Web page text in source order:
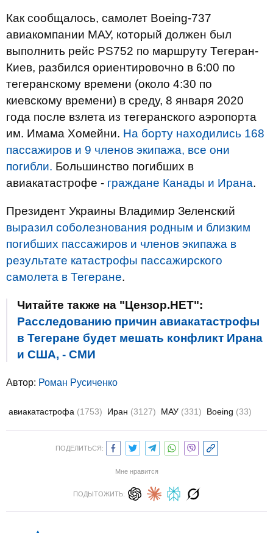
Как сообщалось, самолет Boeing-737
авиакомпании МАУ, который должен был
выполнить рейс PS752 по маршруту Тегеран-
Киев, разбился ориентировочно в 6:00 по
тегеранскому времени (около 4:30 по
киевскому времени) в среду, 8 января 2020
года после взлета из тегеранского аэропорта
им. Имама Хомейни. На борту находились 168
пассажиров и 9 членов экипажа, все они
погибли. Большинство погибших в
авиакатастрофе - граждане Канады и Ирана.
Президент Украины Владимир Зеленский
выразил соболезнования родным и близким
погибших пассажиров и членов экипажа в
результате катастрофы пассажирского
самолета в Тегеране.
Читайте также на "Цензор.НЕТ":
Расследованию причин авиакатастрофы
в Тегеране будет мешать конфликт Ирана
и США, - СМИ
Автор: Роман Русиченко
авиакатастрофа (1753) Иран (3127) МАУ (331) Boeing (33)
ПОДЕЛИТЬСЯ:
Мне нравится
ПОДЫТОЖИТЬ: